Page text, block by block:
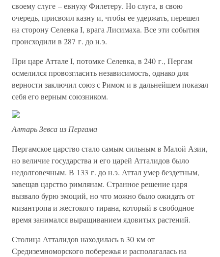
своему слуге – евнуху Филетеру. Но слуга, в свою
очередь, присвоил казну и, чтобы ее удержать, перешел
на сторону Селевка I, врага Лисимаха. Все эти события
происходили в 287 г. до н.э.
При царе Аттале I, потомке Селевка, в 240 г., Пергам
осмелился провозгласить независимость, однако для
верности заключил союз с Римом и в дальнейшем показал
себя его верным союзником.
Алтарь Зевса из Пергама
Пергамское царство стало самым сильным в Малой Азии,
но величие государства и его царей Атталидов было
недолговечным. В 133 г. до н.э. Аттал умер бездетным,
завещав царство римлянам. Странное решение царя
вызвало бурю эмоций, но что можно было ожидать от
мизантропа и жестокого тирана, который в свободное
время занимался выращиванием ядовитых растений.
Столица Атталидов находилась в 30 км от
Средиземноморского побережья и располагалась на